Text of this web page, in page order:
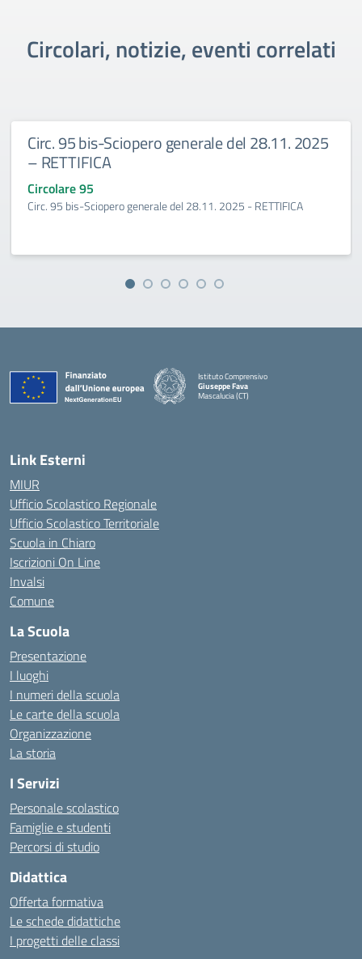
Circolari, notizie, eventi correlati
Circ. 95 bis-Sciopero generale del 28.11. 2025
– RETTIFICA
Circolare 95
Circ. 95 bis-Sciopero generale del 28.11. 2025 - RETTIFICA
Istituto Comprensivo
Giuseppe Fava
Mascalucia (CT)
Link Esterni
MIUR
Ufficio Scolastico Regionale
Ufficio Scolastico Territoriale
Scuola in Chiaro
Iscrizioni On Line
Invalsi
Comune
La Scuola
Presentazione
I luoghi
I numeri della scuola
Le carte della scuola
Organizzazione
La storia
I Servizi
Personale scolastico
Famiglie e studenti
Percorsi di studio
Didattica
Offerta formativa
Le schede didattiche
I progetti delle classi